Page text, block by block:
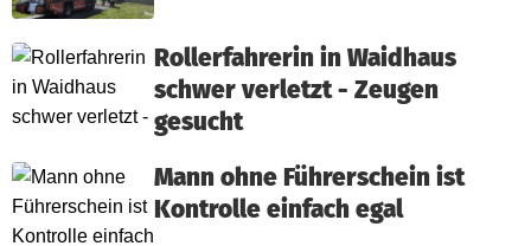
Rollerfahrerin in Waidhaus
schwer verletzt - Zeugen
gesucht
Mann ohne Führerschein ist
Kontrolle einfach egal